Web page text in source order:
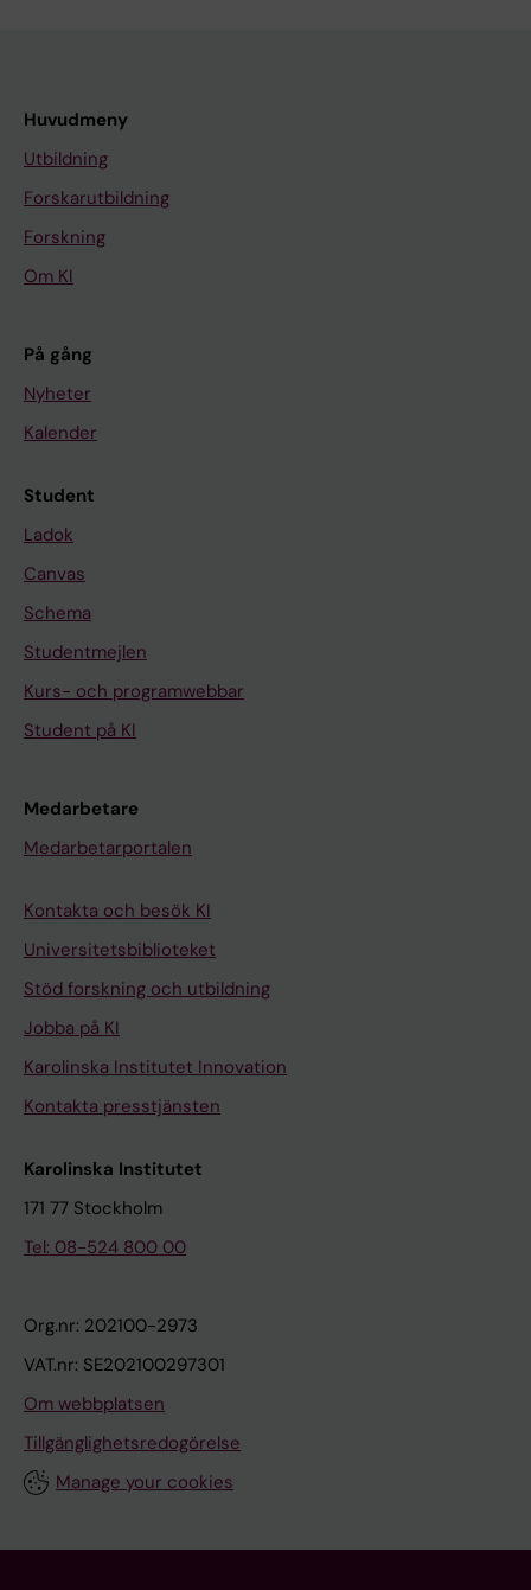
Huvudmeny
Utbildning
Forskarutbildning
Forskning
Om KI
På gång
Nyheter
Kalender
Student
Ladok
Canvas
Schema
Studentmejlen
Kurs- och programwebbar
Student på KI
Medarbetare
Medarbetarportalen
Kontakta och besök KI
Universitetsbiblioteket
Stöd forskning och utbildning
Jobba på KI
Karolinska Institutet Innovation
Kontakta presstjänsten
Karolinska Institutet
171 77 Stockholm
Tel: 08-524 800 00
Org.nr: 202100-2973
VAT.nr: SE202100297301
Om webbplatsen
Tillgänglighetsredogörelse
Manage your cookies